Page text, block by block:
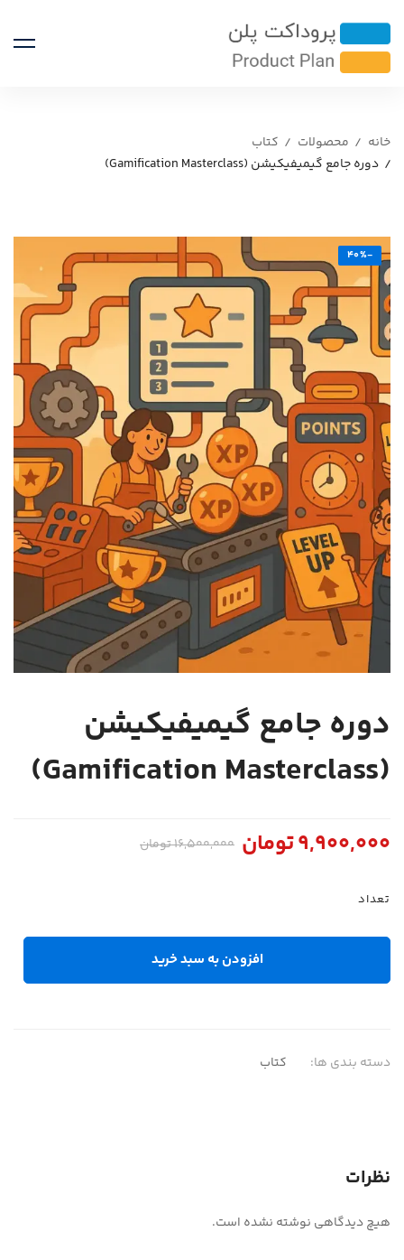
خانه محصولات
کتاب
دوره جامع گیمیفیکیشن (Gamification Masterclass)
-40%
دوره جامع گیمیفیکیشن
(Gamification Masterclass)
9,900,000تومان 16,500,000تومان
تعداد
افزودن به سبد خرید
دسته بندی ها: کتاب
نظرات
هیچ دیدگاهی نوشته نشده است.